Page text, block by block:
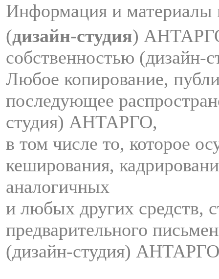
Информация и материалы
(дизайн-студия)
собственностью
Любое копирование,
последующее
студия) АНТАРГО,
в том числе то, которое
кеширования,
аналогичных
и любых других средств,
предварительного
(дизайн-студия)